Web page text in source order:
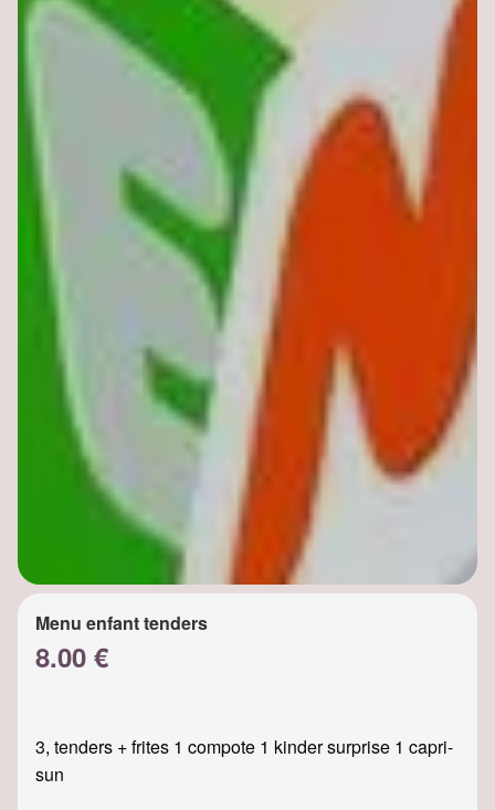
Menu enfant tenders
8.00 €
3, tenders + frites 1 compote 1 kinder surprise 1 capri-
sun